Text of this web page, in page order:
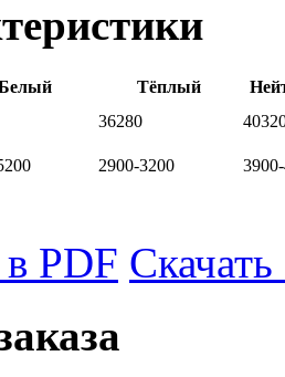
Тёплый
36280
2900-3200
PDF